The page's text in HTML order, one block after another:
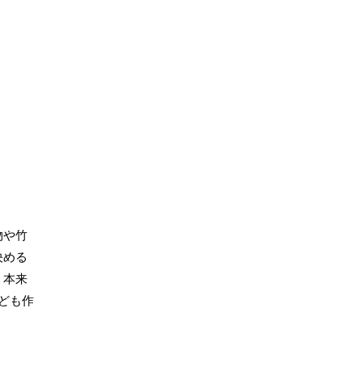
や竹
る
本来
も作